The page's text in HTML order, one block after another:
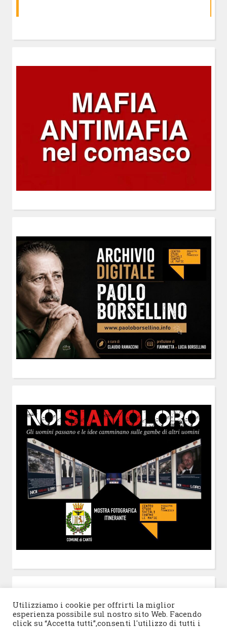
Utilizziamo i cookie per offrirti la miglior
esperienza possibile sul nostro sito Web. Facendo
click su “Accetta tutti”,consenti l'utilizzo di tutti i